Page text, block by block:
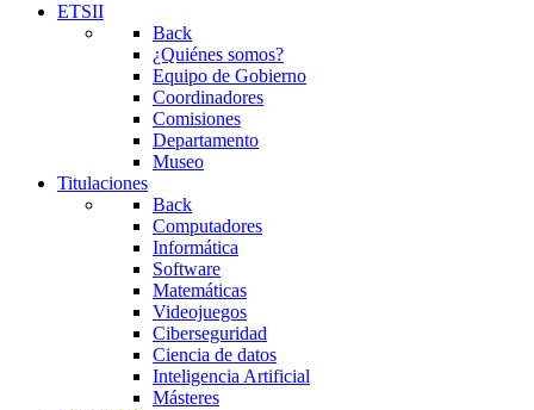
ETSII
Back
¿Quiénes somos?
Equipo de Gobierno
Coordinadores
Comisiones
Departamento
Museo
Titulaciones
Back
Computadores
Informática
Software
Matemáticas
Videojuegos
Ciberseguridad
Ciencia de datos
Inteligencia Artificial
Másteres